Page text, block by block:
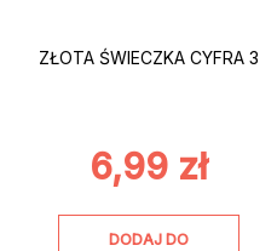
ZŁOTA ŚWIECZKA CYFRA 3
6,99 zł
DODAJ DO